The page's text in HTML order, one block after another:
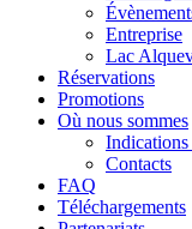
Entreprise
Lac
Réservations
Promotions
Où nous sommes
Contacts
FAQ
Téléchargements